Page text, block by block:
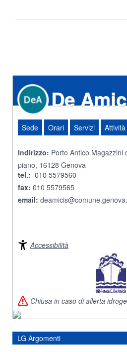
De
Sede Orari Servizi Attività
Indirizzo: Porto Antico Magazzini
piano, 16128 Genova
tel.: 010 5579560
fax: 010 5579565
email:
Accessibilità
Chiusa in caso di allerta
LG Argomenti